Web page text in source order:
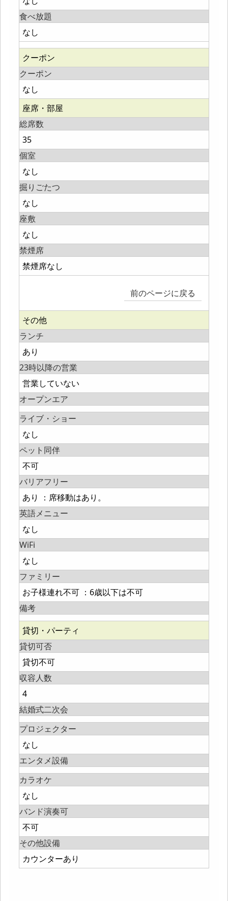
食べ放題
なし
クーポン
クーポン
なし
座席・部屋
総席数
35
個室
なし
掘りごたつ
なし
座敷
なし
禁煙席
禁煙席なし
前のページに戻る
その他
ランチ
あり
23時以降の営業
営業していない
オープンエア
ライブ・ショー
なし
ペット同伴
不可
バリアフリー
あり ：席移動はあり。
英語メニュー
なし
WiFi
なし
ファミリー
お子様連れ不可 ：6歳以下は不可
備考
貸切・パーティ
貸切可否
貸切不可
収容人数
4
結婚式二次会
プロジェクター
なし
エンタメ設備
カラオケ
なし
バンド演奏可
不可
その他設備
カウンターあり